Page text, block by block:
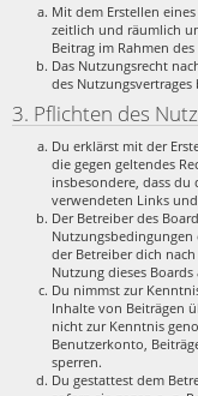
Mit dem Erstellen
zeitlich und räumlich
Beitrag im Rahmen
Das Nutzungsrecht
des Nutzungsvertrages
3. Pflichten des
Du erklärst mit der
die gegen geltendes
insbesondere, dass du
verwendeten Links
Der Betreiber des
der Betreiber dich
Nutzung dieses
Du nimmst zur
Inhalte von Beiträgen
nicht zur Kenntnis
Benutzerkonto,
sperren.
Du gestattest dem